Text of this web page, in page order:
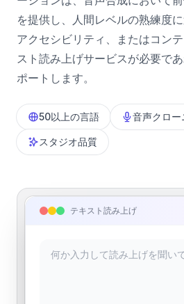
を提供し、人間レベルの熟練度
アクセシビリティ、またはコン
スト読み上げサービスが必要で
ポートします。
50以上の言語 音声クロー
スタジオ品質
テキスト読み上げ